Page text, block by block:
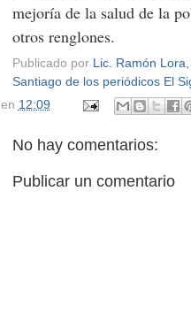
mejoría de la salud de la
otros renglones.
Publicado por Lic. Ramón
Santiago de los periódicos El
en 12:09
No hay comentarios:
Publicar un comentario